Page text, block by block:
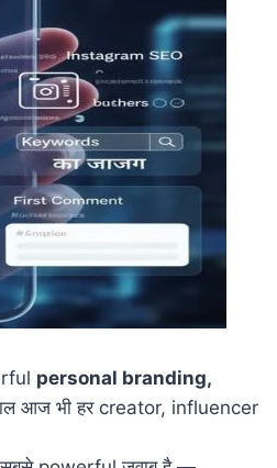
personal branding,
आज भी हर creator, influencer